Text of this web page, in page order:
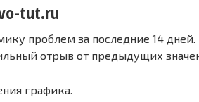
tut.ru
проблем за последние 14 дней.
отрыв от предыдущих
графика.